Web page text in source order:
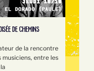
DE CHEMINS
de la rencontre
entre les